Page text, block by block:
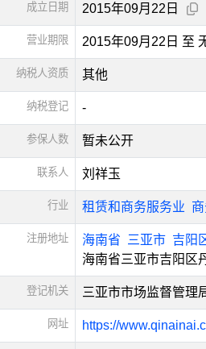
成立日期 2015年09月22日
营业期限 2015年09月22日 至
纳税人资质 其他
纳税登记 -
参保人数 暂未公开
联系人 刘祥玉
行业 租赁和商务服务业
注册地址 海南省 三亚市 吉阳
海南省三亚市吉阳区
登记机关 三亚市市场监督管理
网址 https://